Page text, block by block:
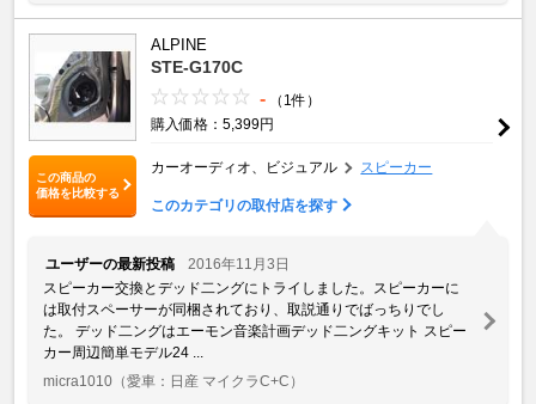
この商品の
価格を比較する
ALPINE
STE-G170C
-
（1件）
購入価格：5,399円
カーオーディオ、ビジュアル スピーカー
このカテゴリの取付店を探す
ユーザーの最新投稿
2016年11月3日
スピーカー交換とデッド二ングにトライしました。スピーカーに
は取付スペーサーが同梱されており、取説通りでばっちりでし
た。 デッド二ングはエーモン音楽計画デッド二ングキット スピー
カー周辺簡単モデル24 ...
micra1010 （愛車：日産 マイクラC+C）